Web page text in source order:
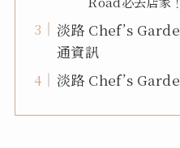
淡路 Chef’s
通資訊
淡路 Chef’s